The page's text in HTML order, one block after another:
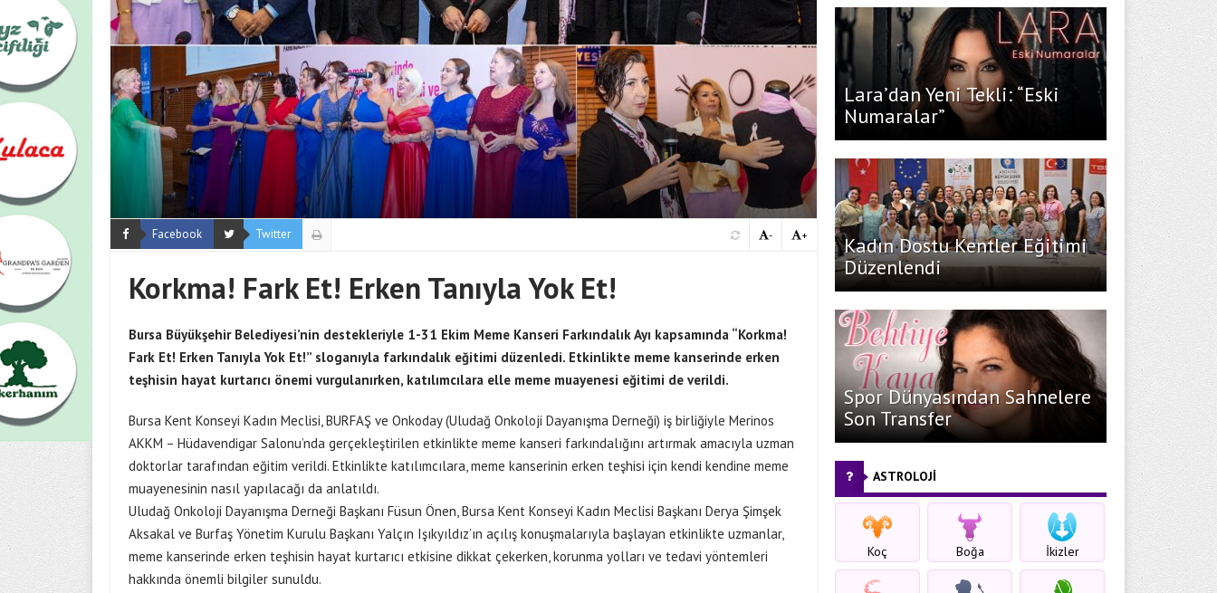
Facebook Twitter +
-
Korkma! Fark Et! Erken Tanıyla Yok Et!
Bursa Büyükşehir Belediyesi’nin destekleriyle 1-31 Ekim Meme Kanseri Farkındalık Ayı kapsamında “Korkma!
Fark Et! Erken Tanıyla Yok Et!” sloganıyla farkındalık eğitimi düzenledi. Etkinlikte meme kanserinde erken
teşhisin hayat kurtarıcı önemi vurgulanırken, katılımcılara elle meme muayenesi eğitimi de verildi.
Bursa Kent Konseyi Kadın Meclisi, BURFAŞ ve Onkoday (Uludağ Onkoloji Dayanışma Derneği) iş birliğiyle Merinos
AKKM – Hüdavendigar Salonu’nda gerçekleştirilen etkinlikte meme kanseri farkındalığını artırmak amacıyla uzman
doktorlar tarafından eğitim verildi. Etkinlikte katılımcılara, meme kanserinin erken teşhisi için kendi kendine meme
muayenesinin nasıl yapılacağı da anlatıldı.
Uludağ Onkoloji Dayanışma Derneği Başkanı Füsun Önen, Bursa Kent Konseyi Kadın Meclisi Başkanı Derya Şimşek
Aksakal ve Burfaş Yönetim Kurulu Başkanı Yalçın Işıkyıldız’ın açılış konuşmalarıyla başlayan etkinlikte uzmanlar,
meme kanserinde erken teşhisin hayat kurtarıcı etkisine dikkat çekerken, korunma yolları ve tedavi yöntemleri
hakkında önemli bilgiler sunuldu.
Lara’dan Yeni Tekli: “Eski
Numaralar”
Kadın Dostu Kentler Eğitimi
Düzenlendi
Spor Dünyasından Sahnelere
Son Transfer
ASTROLOJİ
Koç Boğa İkizler